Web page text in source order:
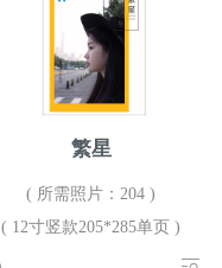
繁星
( 所需照片：204 )
( 12寸竖款205*285单页 )